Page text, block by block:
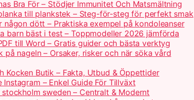
Bra För – Stödjer Immunitet Och Matsmältning
till plankstek – Steg-för-steg för perfekt smak
någon dött – Praktiska exempel på kondoleanser
barn bäst i test – Toppmodeller 2026 jämförda
till Word – Gratis guider och bästa verktyg
på nageln – Orsaker, risker och när söka vård
Kocken Butik – Fakta, Utbud & Öppettider
Instagram – Enkel Guide För Tillväxt
stockholm sweden – Centralt & Modernt